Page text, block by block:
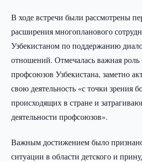
В ходе встречи были рассмотрены
расширения многопланового
Узбекистаном по поддержанию
отношений. Отмечалась важная
профсоюзов Узбекистана, заметно
свою деятельность «с точки зрения
происходящих в стране и
деятельности профсоюзов».
Важным достижением было
ситуации в области детского и